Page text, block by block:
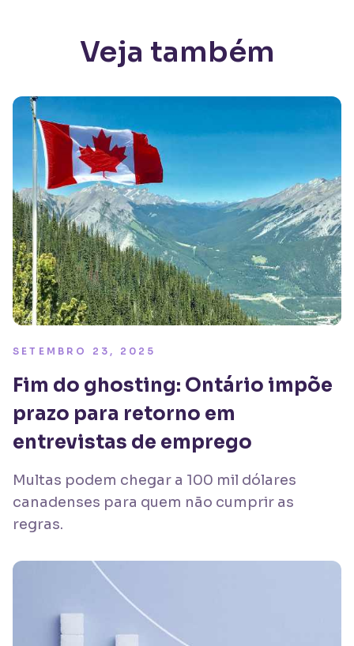
Veja também
SETEMBRO 23, 2025
Fim do ghosting: Ontário impõe
prazo para retorno em
entrevistas de emprego
Multas podem chegar a 100 mil dólares
canadenses para quem não cumprir as
regras.